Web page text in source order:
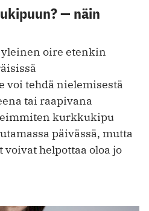
— näin
oire etenkin
voi tehdä nielemisestä
tai raapivana
kurkkukipu
päivässä, mutta
helpottaa oloa jo